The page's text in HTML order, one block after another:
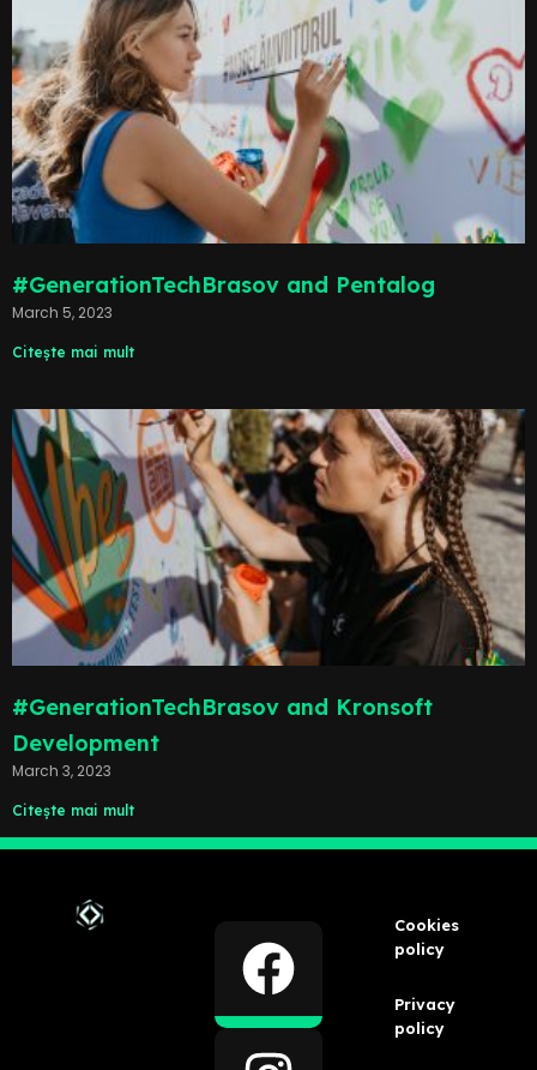
#GenerationTechBrasov and Pentalog
March 5, 2023
Citește mai mult
#GenerationTechBrasov and Kronsoft
Development
March 3, 2023
Citește mai mult
Cookies
policy
Privacy
policy